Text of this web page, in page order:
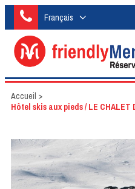
Français
Accueil >
Hôtel skis aux pieds / LE CHALET